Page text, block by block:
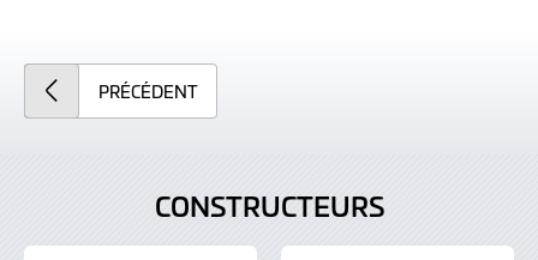
PRÉCÉDENT
CONSTRUCTEURS